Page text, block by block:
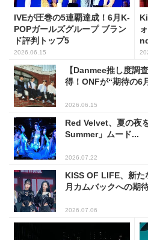
IVEが圧巻の5連覇達成！6月K-
POPガールズグループ ブラン
ド評判トップ5
2026.06.15
【Danmee推し度調
得！ONFが“期待の6
2026.06.15
Red Velvet、夏の夜
Summer」ムード...
2026.07.22
KISS OF LIFE、新た
月カムバックへの期
2026.07.06